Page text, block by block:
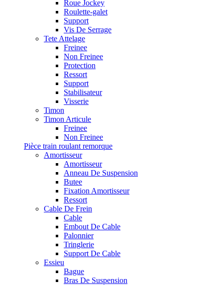
Roue Jockey
Roulette-galet
Support
Vis De Serrage
Tete Attelage
Freinee
Non Freinee
Protection
Ressort
Support
Stabilisateur
Visserie
Timon
Timon Articule
Freinee
Non Freinee
Pièce train roulant remorque
Amortisseur
Amortisseur
Anneau De Suspension
Butee
Fixation Amortisseur
Ressort
Cable De Frein
Cable
Embout De Cable
Palonnier
Tringlerie
Support De Cable
Essieu
Bague
Bras De Suspension